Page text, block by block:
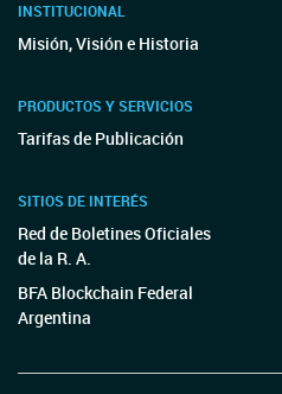
INSTITUCIONAL
Misión, Visión e Historia
PRODUCTOS Y SERVICIOS
Tarifas de Publicación
SITIOS DE INTERÉS
Red de Boletines Oficiales
de la R. A.
BFA Blockchain Federal
Argentina